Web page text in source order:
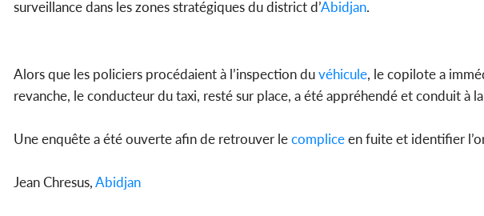
surveillance dans les zones stratégiques du district d’Abidjan.
Alors que les policiers procédaient à l’inspection duvéhicule, le copilote a
revanche, le conducteur du taxi, resté sur place, a été appréhendé et conduit à
Une enquête a été ouverte afin de retrouver lecompliceen fuite et identifier
Jean Chresus,Abidjan